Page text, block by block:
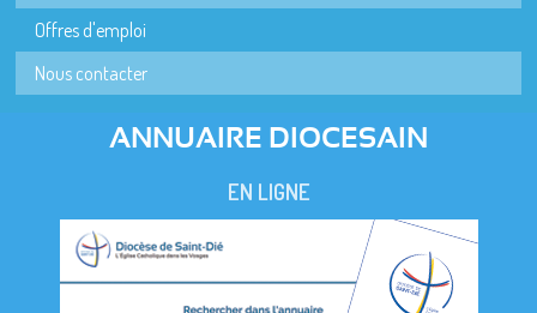
Offres d'emploi
Nous contacter
ANNUAIRE DIOCESAIN
EN LIGNE